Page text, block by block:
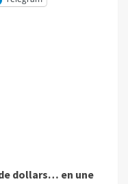
dollars… en une